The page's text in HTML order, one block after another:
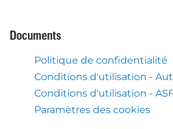
Documents
Politique de confidentialité
Conditions d'utilisation -
Conditions d'utilisation -
Paramètres des cookies